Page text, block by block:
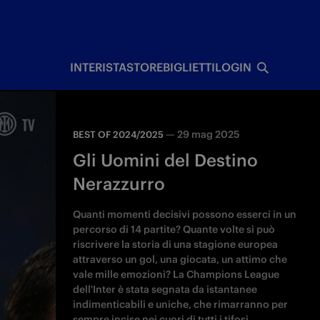
INTERISTASTOREBIGLIETTILOGIN
BEST OF 2024/2025 —29 mag 2025
Gli Uomini del Destino
Nerazzurro
Quanti momenti decisivi possono esserci in un
percorso di 14 partite? Quante volte si può
riscrivere la storia di una stagione europea
attraverso un gol, una giocata, un attimo che
vale mille emozioni? La Champions League
dell'Inter è stata segnata da istantanee
indimenticabili e uniche, che rimarranno per